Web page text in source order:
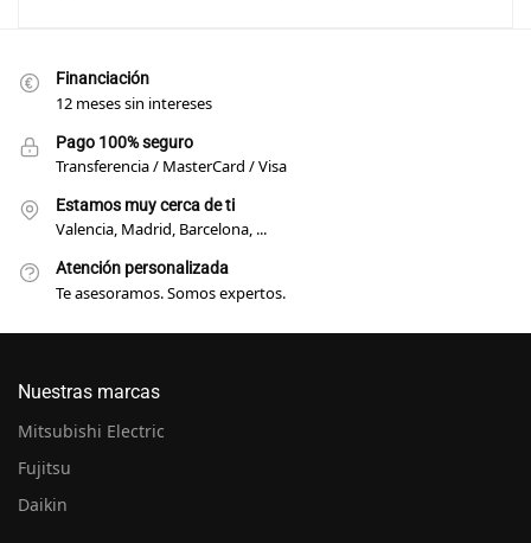
Financiación
12 meses sin intereses
Pago 100% seguro
Transferencia / MasterCard / Visa
Estamos muy cerca de ti
Valencia, Madrid, Barcelona, ...
Atención personalizada
Te asesoramos. Somos expertos.
Nuestras marcas
Mitsubishi Electric
Fujitsu
Daikin